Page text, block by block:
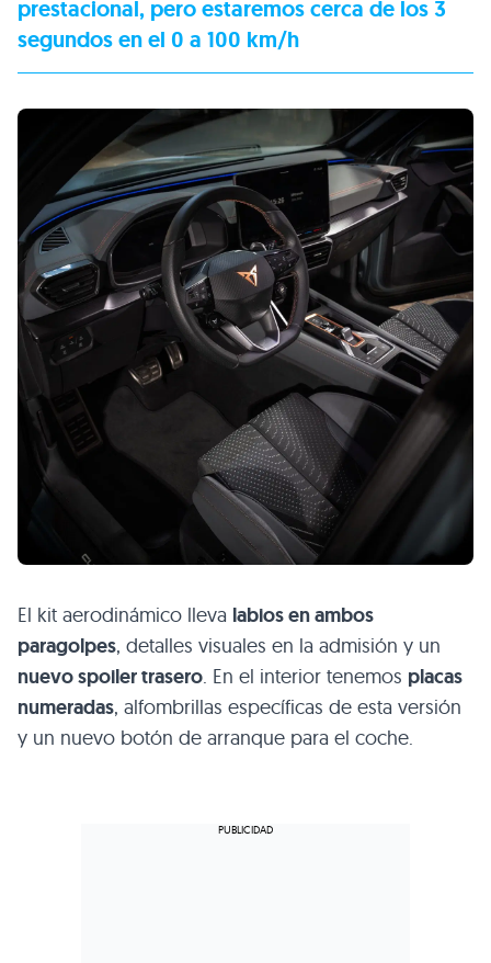
prestacional, pero estaremos cerca de los 3
segundos en el 0 a 100 km/h
El kit aerodinámico lleva labios en ambos
paragolpes, detalles visuales en la admisión y un
nuevo spoiler trasero . En el interior tenemos placas
numeradas, alfombrillas específicas de esta versión
y un nuevo botón de arranque para el coche.